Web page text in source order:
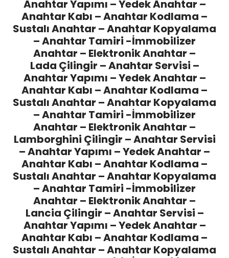
Anahtar Yapımı – Yedek Anahtar –
Anahtar Kabı – Anahtar Kodlama –
Sustalı Anahtar – Anahtar Kopyalama
– Anahtar Tamiri -İmmobilizer
Anahtar – Elektronik Anahtar –
Lada Çilingir – Anahtar Servisi –
Anahtar Yapımı – Yedek Anahtar –
Anahtar Kabı – Anahtar Kodlama –
Sustalı Anahtar – Anahtar Kopyalama
– Anahtar Tamiri -İmmobilizer
Anahtar – Elektronik Anahtar –
Lamborghini Çilingir – Anahtar Servisi
– Anahtar Yapımı – Yedek Anahtar –
Anahtar Kabı – Anahtar Kodlama –
Sustalı Anahtar – Anahtar Kopyalama
– Anahtar Tamiri -İmmobilizer
Anahtar – Elektronik Anahtar –
Lancia Çilingir – Anahtar Servisi –
Anahtar Yapımı – Yedek Anahtar –
Anahtar Kabı – Anahtar Kodlama –
Sustalı Anahtar – Anahtar Kopyalama